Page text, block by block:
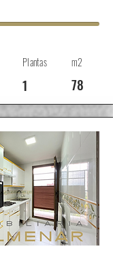
Plantas
1
m2
78